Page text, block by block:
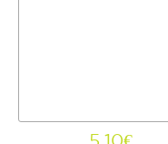
5,10€